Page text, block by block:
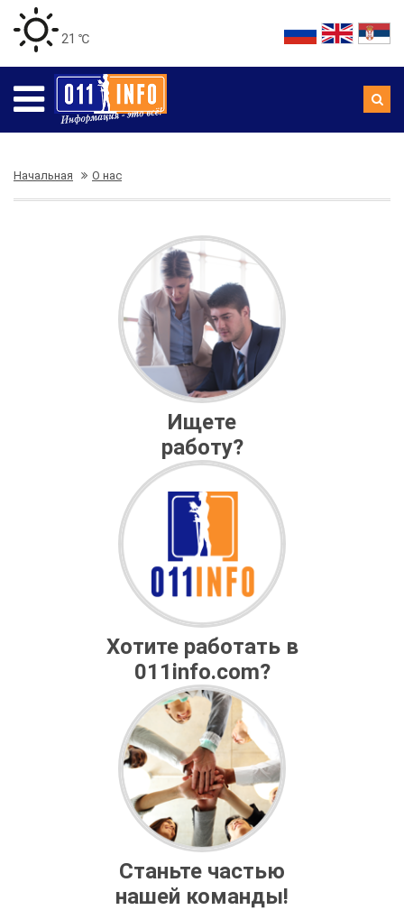
21 ℃
Начальная О нас
Ищете
работу?
Хотите работать в
011info.com?
Станьте частью
нашей команды!